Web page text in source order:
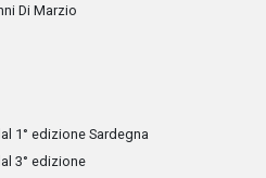
Di Marzio
1° edizione Sardegna
3° edizione